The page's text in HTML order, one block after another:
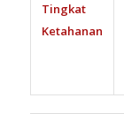
Tingkat
Ketahanan